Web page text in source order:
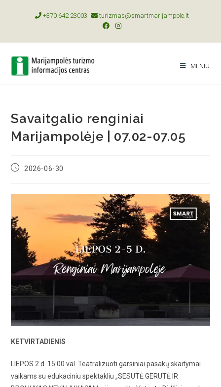
+370 642 23003 turizmas@smartmarijampole.lt
MENIU
Savaitgalio renginiai
Marijampolėje | 07.02-07.05
2026-06-30
KETVIRTADIENIS
LIEPOS 2 d. 15:00 val. Teatralizuoti garsiniai pasakų skaitymai
vaikams su edukaciniu spektakliu „SESUTĖ GERUTĖ IR